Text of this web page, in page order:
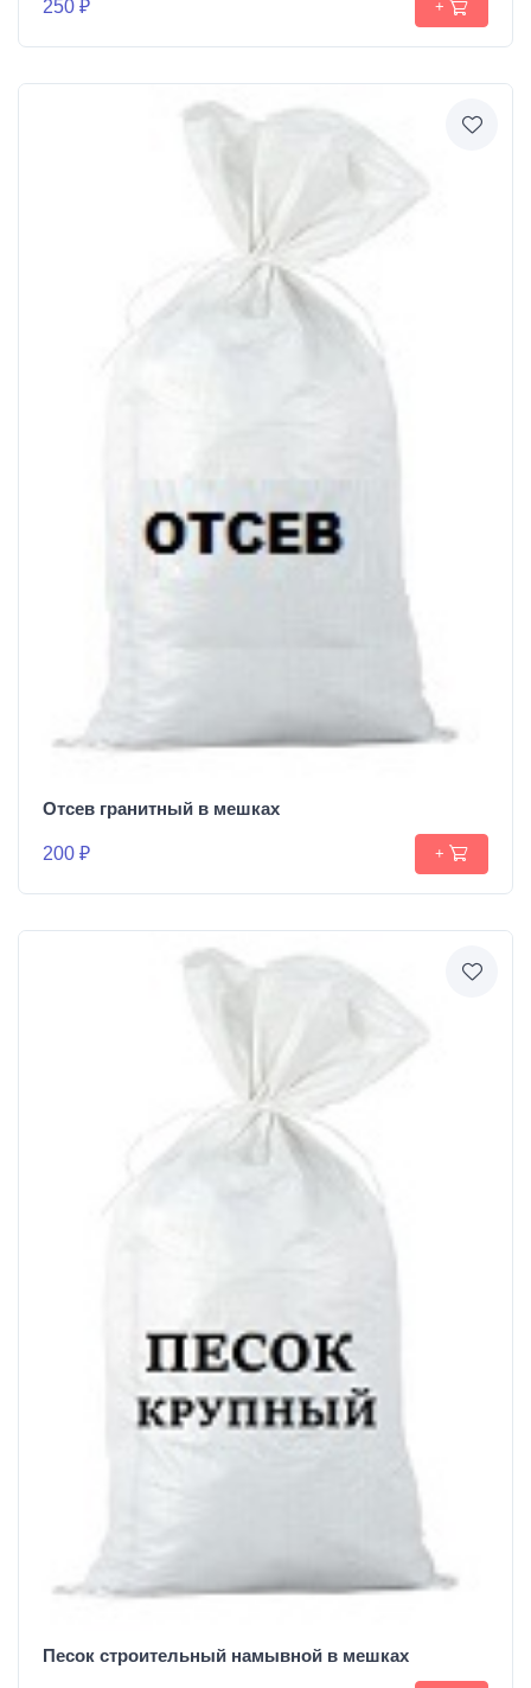
250 ₽ +
Отсев гранитный в мешках
200 ₽ +
Песок строительный намывной в мешках